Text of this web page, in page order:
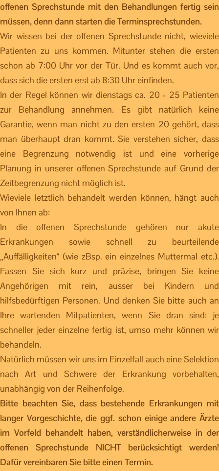
offenen Sprechstunde mit den Behandlungen fertig sein
müssen, denn dann starten die Terminsprechstunden.
Wir wissen bei der offenen Sprechstunde nicht, wieviele
Patienten zu uns kommen. Mitunter stehen die ersten
schon ab 7:00 Uhr vor der Tür. Und es kommt auch vor,
dass sich die ersten erst ab 8:30 Uhr einfinden.
In der Regel können wir dienstags ca. 20 - 25 Patienten
zur Behandlung annehmen. Es gibt natürlich keine
Garantie, wenn man nicht zu den ersten 20 gehört, dass
man überhaupt dran kommt. Sie verstehen sicher, dass
eine Begrenzung notwendig ist und eine vorherige
Planung in unserer offenen Sprechstunde auf Grund der
Zeitbegrenzung nicht möglich ist.
Wieviele letztlich behandelt werden können, hängt auch
von Ihnen ab:
In die offenen Sprechstunde gehören nur akute
Erkrankungen sowie schnell zu beurteilende
„Auffälligkeiten“ (wie zBsp. ein einzelnes Muttermal etc.).
Fassen Sie sich kurz und präzise, bringen Sie keine
Angehörigen mit rein, ausser bei Kindern und
hilfsbedürftigen Personen. Und denken Sie bitte auch an
Ihre wartenden Mitpatienten, wenn Sie dran sind: je
schneller jeder einzelne fertig ist, umso mehr können wir
behandeln.
Natürlich müssen wir uns im Einzelfall auch eine Selektion
nach Art und Schwere der Erkrankung vorbehalten,
unabhängig von der Reihenfolge.
Bitte beachten Sie, dass bestehende Erkrankungen mit
langer Vorgeschichte, die ggf. schon einige andere Ärzte
im Vorfeld behandelt haben, verständlicherweise in der
offenen Sprechstunde NICHT berücksichtigt werden!
Dafür vereinbaren Sie bitte einen Termin.